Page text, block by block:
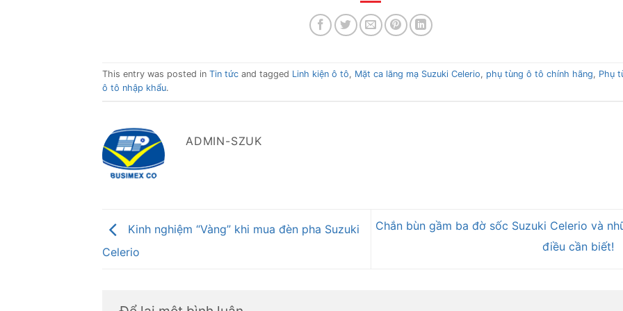
This entry was posted in Tin tức and tagged Linh kiện ô tô, Mặt ca lăng mạ Suzuki Celerio, phụ tùng ô tô chính hãng, Phụ
ô tô nhập khẩu.
ADMIN-SZUK
Kinh nghiệm “Vàng” khi mua đèn pha Suzuki
Celerio
Chắn bùn gầm ba đờ sốc Suzuki Celerio và
điều cần biết!